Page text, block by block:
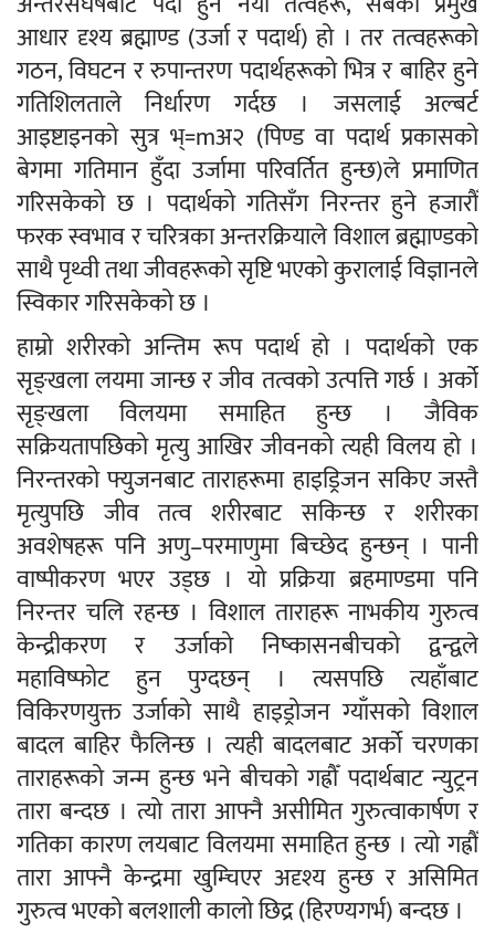
आधार दृश्य ब्रह्माण्ड (उर्जा र पदार्थ) हो । तर तत्वहरूको
गठन, विघटन र रुपान्तरण पदार्थहरूको भित्र र बाहिर हुने
गतिशिलताले निर्धारण गर्दछ । जसलाई अल्बर्ट
आइष्टाइनको सुत्र भ्=mअ२ (पिण्ड वा पदार्थ प्रकासको
बेगमा गतिमान हुँदा उर्जामा परिवर्तित हुन्छ)ले प्रमाणित
गरिसकेको छ । पदार्थको गतिसँग निरन्तर हुने हजारौँ
फरक स्वभाव र चरित्रका अन्तरक्रियाले विशाल ब्रह्माण्डको
साथै पृथ्वी तथा जीवहरूको सृष्टि भएको कुरालाई विज्ञानले
स्विकार गरिसकेको छ ।
हाम्रो शरीरको अन्तिम रूप पदार्थ हो । पदार्थको एक
सृङ्खला लयमा जान्छ र जीव तत्वको उत्पत्ति गर्छ । अर्को
सृङ्खला विलयमा समाहित हुन्छ । जैविक
सक्रियतापछिको मृत्यु आखिर जीवनको त्यही विलय हो ।
निरन्तरको फ्युजनबाट ताराहरूमा हाइड्रिजन सकिए जस्तै
मृत्युपछि जीव तत्व शरीरबाट सकिन्छ र शरीरका
अवशेषहरू पनि अणु–परमाणुमा बिच्छेद हुन्छन् । पानी
वाष्पीकरण भएर उड्छ । यो प्रक्रिया ब्रहमाण्डमा पनि
निरन्तर चलि रहन्छ । विशाल ताराहरू नाभकीय गुरुत्व
केन्द्रीकरण र उर्जाको निष्कासनबीचको द्वन्द्वले
महाविष्फोट हुन पुग्दछन् । त्यसपछि त्यहाँबाट
विकिरणयुक्त उर्जाको साथै हाइड्रोजन ग्याँसको विशाल
बादल बाहिर फैलिन्छ । त्यही बादलबाट अर्को चरणका
ताराहरूको जन्म हुन्छ भने बीचको गह्रौँ पदार्थबाट न्युट्रन
तारा बन्दछ । त्यो तारा आफ्नै असीमित गुरुत्वाकार्षण र
गतिका कारण लयबाट विलयमा समाहित हुन्छ । त्यो गह्रौँ
तारा आफ्नै केन्द्रमा खुम्चिएर अदृश्य हुन्छ र असिमित
गुरुत्व भएको बलशाली कालो छिद्र (हिरण्यगर्भ) बन्दछ ।